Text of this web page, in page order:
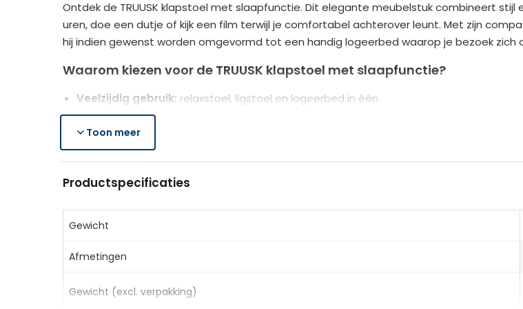
r
n
a
Ontdek de TRUUSK klapstoel met slaapfunctie. Dit elegante meubelstuk combineert
uren, doe een dutje of kijk een film terwijl je comfortabel achterover leunt. Met zijn
hij indien gewenst worden omgevormd tot een handig logeerbed waarop je bezoek zich
Waarom kiezen voor de TRUUSK klapstoel met slaapfunctie?
Veelzijdig gebruik: relaxstoel, ligstoel en logeerbed in één
Verstelbare rugleuning:
Elegant design:
Stevig en duurzaam:
Productspecificaties
Kleur:Beige
Materiaal:
Afmeting bed:
Dikte van de zitting:11 cm
Toon meer
Productspecificaties
Gewicht
Afmetingen
Gewicht (excl. verpakking)